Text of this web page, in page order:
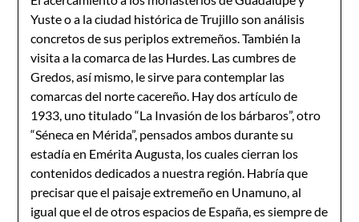
Yuste o a la ciudad histórica de Trujillo son análisis
concretos de sus periplos extremeños. También la
visita a la comarca de las Hurdes. Las cumbres de
Gredos, así mismo, le sirve para contemplar las
comarcas del norte cacereño. Hay dos artículo de
1933, uno titulado “La Invasión de los bárbaros”, otro
“Séneca en Mérida”, pensados ambos durante su
estadía en Emérita Augusta, los cuales cierran los
contenidos dedicados a nuestra región. Habría que
precisar que el paisaje extremeño en Unamuno, al
igual que el de otros espacios de España, es siempre de